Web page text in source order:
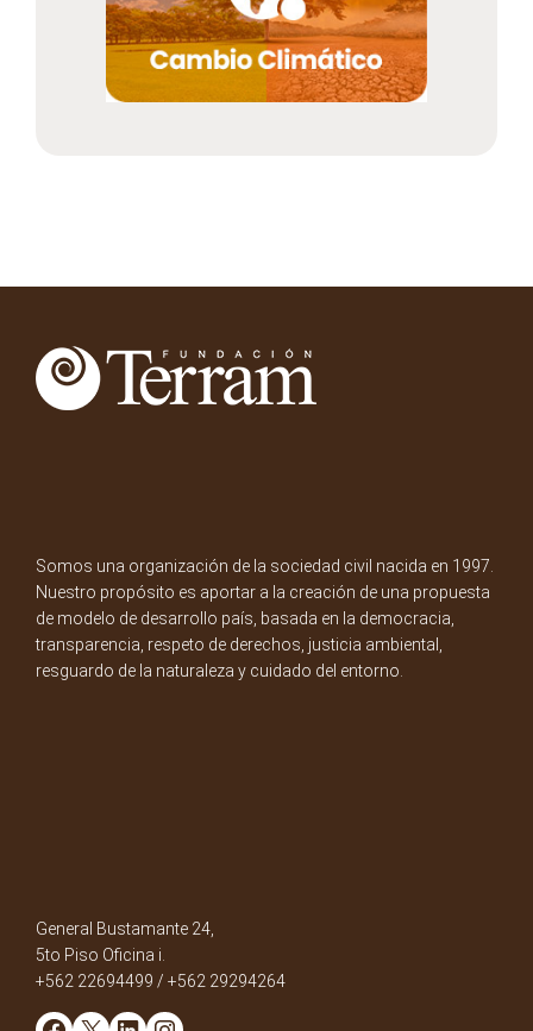
Somos una organización de la sociedad civil nacida en 1997.
Nuestro propósito es aportar a la creación de una propuesta
de modelo de desarrollo país, basada en la democracia,
transparencia, respeto de derechos, justicia ambiental,
resguardo de la naturaleza y cuidado del entorno.
General Bustamante 24,
5to Piso Oficina i.
+562 22694499 / +562 29294264